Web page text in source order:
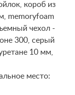
короб из
memoryfoam
чехол -
300, серый
10 мм,
место: